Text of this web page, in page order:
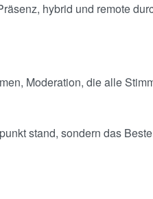
hybrid und remote
Moderation, die alle
stand, sondern das